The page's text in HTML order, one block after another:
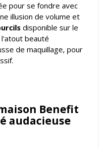
pour se fondre avec
illusion de volume et
disponible sur le
beauté
de maquillage, pour
Benefit
audacieuse